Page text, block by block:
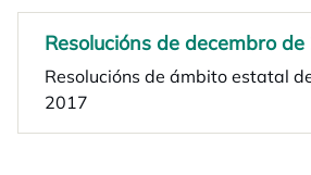
Resolucións de decembro
Resolucións de ámbito estatal
2017